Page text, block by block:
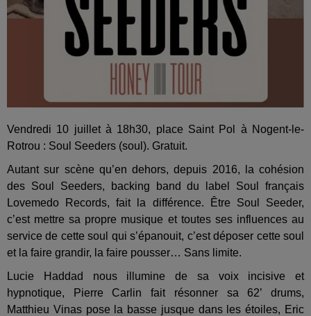
Vendredi 10 juillet à 18h30, place Saint Pol à Nogent-le-
Rotrou : Soul Seeders (soul). Gratuit.
Autant sur scène qu’en dehors, depuis 2016, la cohésion
des Soul Seeders, backing band du label Soul français
Lovemedo Records, fait la différence. Être Soul Seeder,
c’est mettre sa propre musique et toutes ses influences au
service de cette soul qui s’épanouit, c’est déposer cette soul
et la faire grandir, la faire pousser… Sans limite.
Lucie Haddad nous illumine de sa voix incisive et
hypnotique, Pierre Carlin fait résonner sa 62’ drums,
Matthieu Vinas pose la basse jusque dans les étoiles, Eric